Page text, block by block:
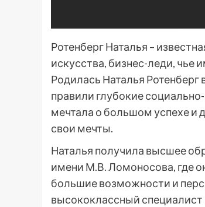
Ротенберг Наталья –
искусства, бизнес-леди, чье
Родилась Наталья Ротенберг
правили глубокие
мечтала о большом успехе и
свои мечты.
Наталья получила высшее
имени М.В. Ломоносова, где
большие возможности и
высококлассный